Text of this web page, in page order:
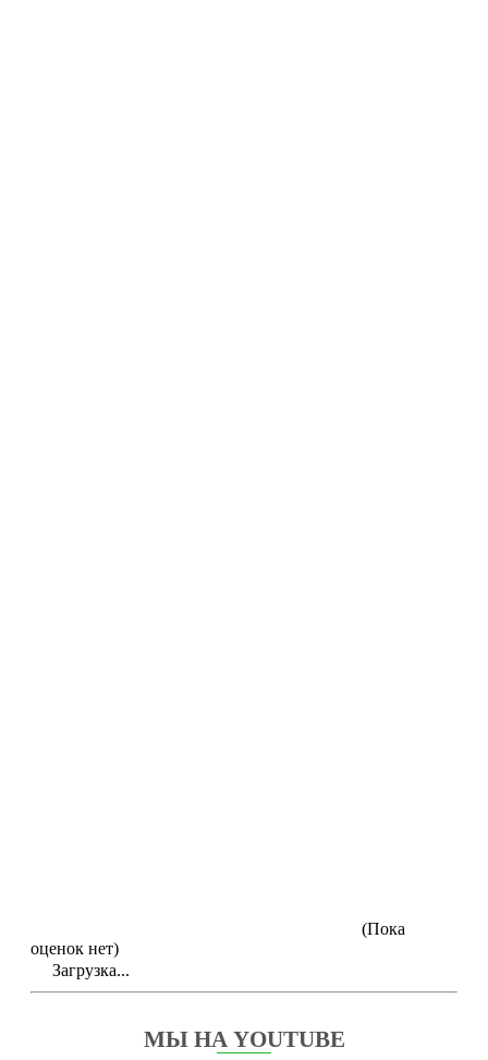
(Пока
оценок нет)
Загрузка...
МЫ НА YOUTUBE